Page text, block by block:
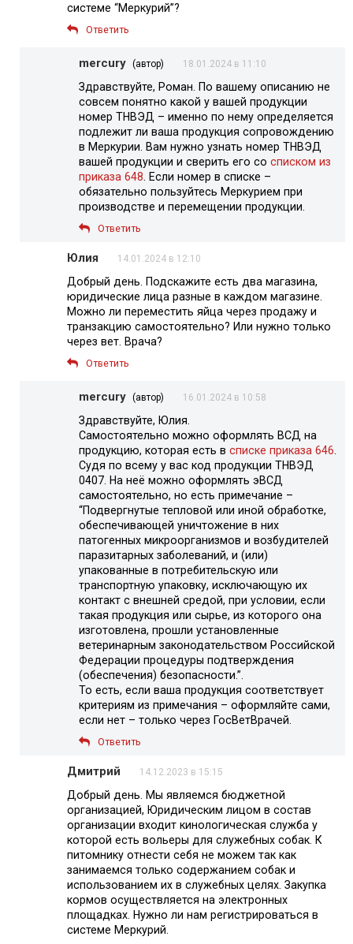
системе “Меркурий”?
Ответить
mercury (автор) 18.01.2024 в 11:10
Здравствуйте, Роман. По вашему описанию не
совсем понятно какой у вашей продукции
номер ТНВЭД – именно по нему определяется
подлежит ли ваша продукция сопровождению
в Меркурии. Вам нужно узнать номер ТНВЭД
вашей продукции и сверить его со списком из
приказа 648 . Если номер в списке –
обязательно пользуйтесь Меркурием при
производстве и перемещении продукции.
Ответить
Юлия 14.01.2024 в 12:10
Добрый день. Подскажите есть два магазина,
юридические лица разные в каждом магазине.
Можно ли переместить яйца через продажу и
транзакцию самостоятельно? Или нужно только
через вет. Врача?
Ответить
mercury (автор) 16.01.2024 в 10:58
Здравствуйте, Юлия.
Самостоятельно можно оформлять ВСД на
продукцию, которая есть в списке приказа 646
Судя по всему у вас код продукции ТНВЭД
0407. На неё можно оформлять эВСД
самостоятельно, но есть примечание –
“Подвергнутые тепловой или иной обработке,
обеспечивающей уничтожение в них
патогенных микроорганизмов и возбудителей
паразитарных заболеваний, и (или)
упакованные в потребительскую или
транспортную упаковку, исключающую их
контакт с внешней средой, при условии, если
такая продукция или сырье, из которого она
изготовлена, прошли установленные
ветеринарным законодательством Российской
Федерации процедуры подтверждения
(обеспечения) безопасности.”.
То есть, если ваша продукция соответствует
критериям из примечания – оформляйте сами,
если нет – только через ГосВетВрачей.
Ответить
Дмитрий 14.12.2023 в 15:15
Добрый день. Мы являемся бюджетной
организацией, Юридическим лицом в состав
организации входит кинологическая служба у
которой есть вольеры для служебных собак. К
питомнику отнести себя не можем так как
занимаемся только содержанием собак и
использованием их в служебных целях. Закупка
кормов осуществляется на электронных
площадках. Нужно ли нам регистрироваться в
системе Меркурий.